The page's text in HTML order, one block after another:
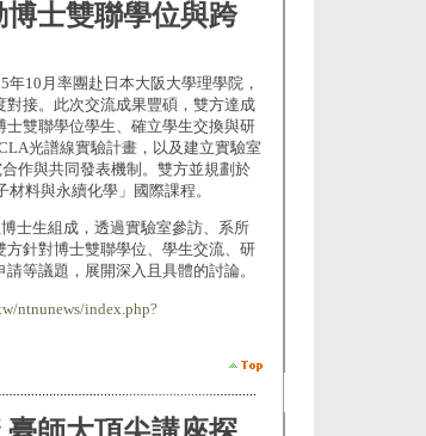
士雙聯學位與跨
年10月率團赴日本大阪大學理學院，
接。此次交流成果豐碩，雙方達成
雙聯學位學生、確立學生交換與研
光譜線實驗計畫，以及建立實驗室
作與共同發表機制。雙方並規劃於
料與永續化學」國際課程。
士生組成，透過實驗室參訪、系所
針對博士雙聯學位、學生交流、研
等議題，展開深入且具體的討論。
ntnunews/index.php?